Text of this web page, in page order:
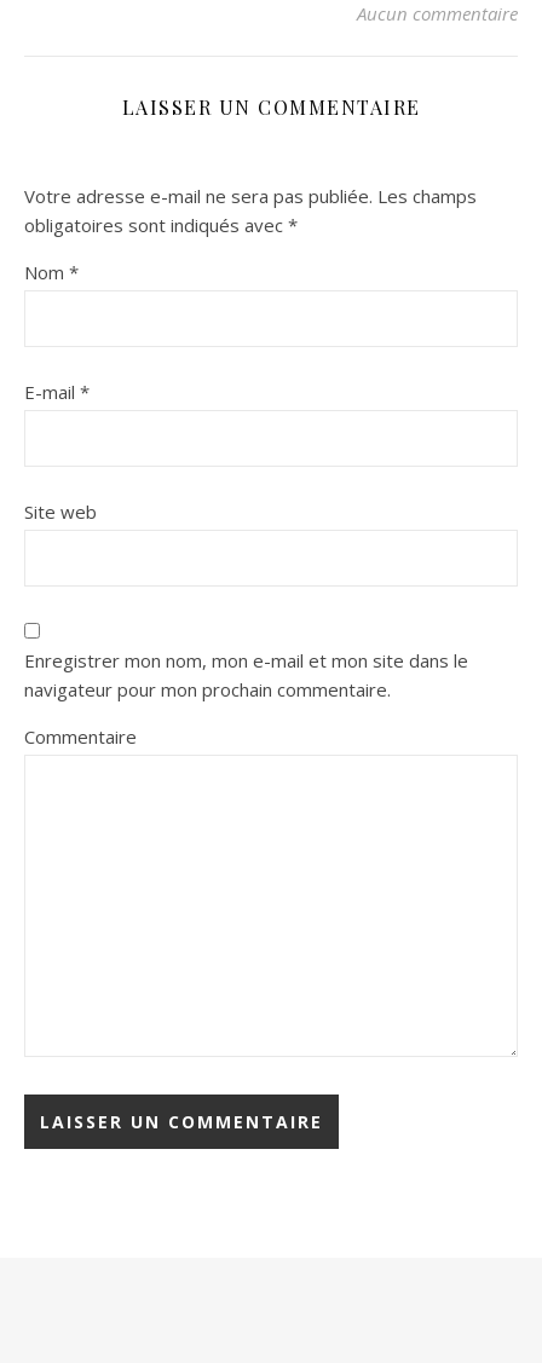
Aucun commentaire
LAISSER UN COMMENTAIRE
Votre adresse e-mail ne sera pas publiée. Les champs
obligatoires sont indiqués avec *
Nom *
E-mail *
Site web
Enregistrer mon nom, mon e-mail et mon site dans le
navigateur pour mon prochain commentaire.
Commentaire